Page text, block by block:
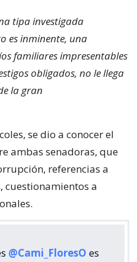
tipa investigada
es inminente, una
familiares impresentables
obligados, no le llega
la gran
se dio a conocer el
ambas senadoras, que
referencias a
cuestionamientos a
@Cami_FloresO es